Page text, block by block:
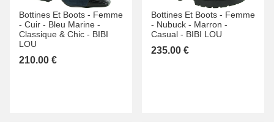
Bottines Et Boots - Femme
- Cuir - Bleu Marine -
Classique & Chic - BIBI
LOU
210.00 €
Bottines Et Boots - Femme
- Nubuck - Marron -
Casual - BIBI LOU
235.00 €